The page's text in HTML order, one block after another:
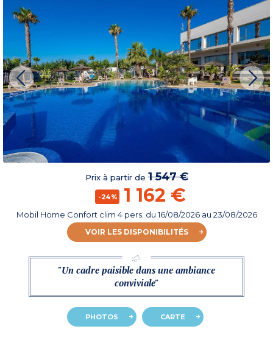
Prix à partir de1 547 €
-24% 1 162 €
Mobil Home Confort clim 4 pers. du16/08/2026au 23/08/2026
VOIR LES DISPONIBILITÉS
"Un cadre paisible dans une ambiance
conviviale"
PHOTOS CARTE